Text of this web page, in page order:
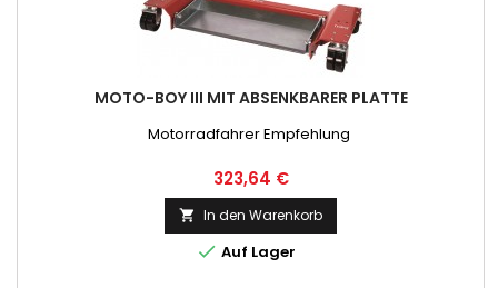
MOTO-BOY III MIT ABSENKBARER PLATTE
Motorradfahrer Empfehlung
Preis
323,64 €
 In den Warenkorb
 Auf Lager